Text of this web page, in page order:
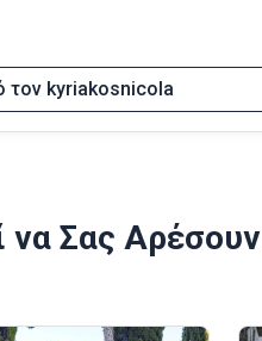
τον kyriakosnicola
να Σας Αρέσουν